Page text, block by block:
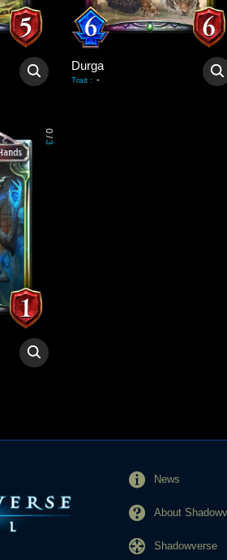
Durga
Trait : -
0
/
3
News
About
Shadowverse